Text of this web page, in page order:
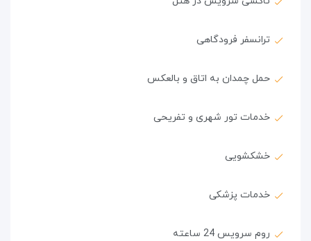
ترانسفر فرودگاهی
حمل چمدان به اتاق و بالعکس
خدمات تور شهری و تفریحی
خشکشویی
خدمات پزشکی
روم سرویس 24 ساعته